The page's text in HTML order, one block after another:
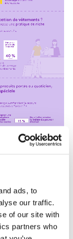
ads, to
our traffic.
of our site with
partners who
manière
car elle
de